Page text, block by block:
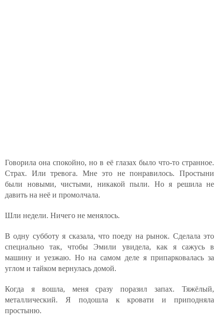
Говорила она спокойно, но в её глазах было что-то странное.
Страх. Или тревога. Мне это не понравилось. Простыни
были новыми, чистыми, никакой пыли. Но я решила не
давить на неё и промолчала.
Шли недели. Ничего не менялось.
В одну субботу я сказала, что поеду на рынок. Сделала это
специально так, чтобы Эмили увидела, как я сажусь в
машину и уезжаю. Но на самом деле я припарковалась за
углом и тайком вернулась домой.
Когда я вошла, меня сразу поразил запах. Тяжёлый,
металлический. Я подошла к кровати и приподняла
простыню.